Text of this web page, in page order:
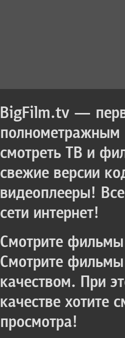
BigFilm.tv —
полнометражным
смотреть ТВ и
свежие версии
видеоплееры!
сети интернет!
Смотрите
Смотрите
качеством. При
качестве хотите
просмотра!